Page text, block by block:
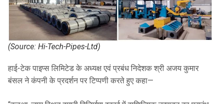
(Source: Hi-Tech-Pipes-Ltd)
हाई-टेक पाइप्स लिमिटेड के अध्यक्ष एवं प्रबंध निदेशक श्री अजय कुमार
बंसल ने कंपनी के प्रदर्शन पर टिप्पणी करते हुए कहा—